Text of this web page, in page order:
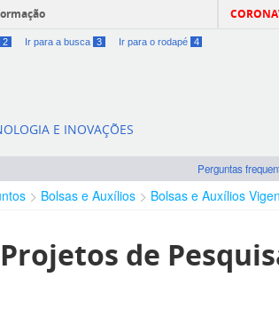
2 Ir para a busca 3 Ir para o rodapé 4
E INOVAÇÕES
Perguntas
Bolsas e Auxílios Bolsas e Auxílios
Projetos de